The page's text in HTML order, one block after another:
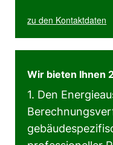
zu den Kontaktdaten
Wir bieten Ihnen
1. Den